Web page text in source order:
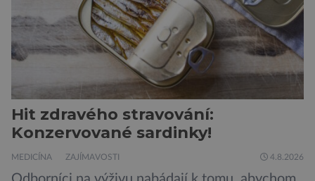
Hit zdravého stravování:
Konzervované sardinky!
MEDICÍNA ZAJÍMAVOSTI 4.8.2026